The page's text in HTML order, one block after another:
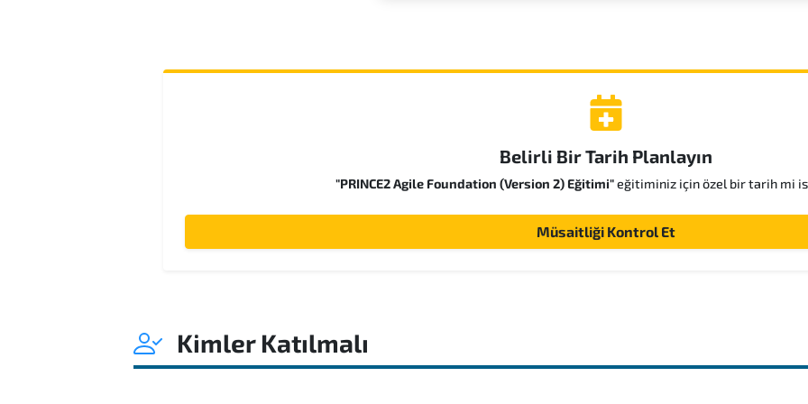
Belirli Bir Tarih Planlayın
"PRINCE2 Agile Foundation (Version 2) Eğitimi"eğitiminiz için özel bir tarih mi
Müsaitliği Kontrol Et
Kimler Katılmalı